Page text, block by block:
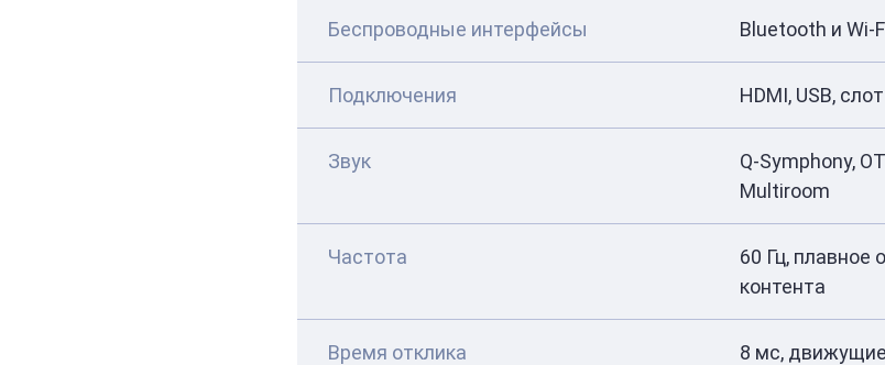
Беспроводные интерфейсы Bluetooth и Wi-
Подключения HDMI, USB,
Звук
Q-Symphony,
Multiroom
Частота
60 Гц, плавное
контента
Время отклика
8 мс,